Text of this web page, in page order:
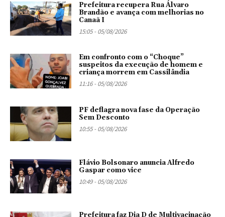
Prefeitura recupera Rua Álvaro
Brandão e avança com melhorias no
Canaã I
15:05 - 05/08/2026
Em confronto com o “Choque”
suspeitos da execução de homem e
criança morrem em Cassilândia
11:16 - 05/08/2026
PF deflagra nova fase da Operação
Sem Desconto
10:55 - 05/08/2026
Flávio Bolsonaro anuncia Alfredo
Gaspar como vice
10:49 - 05/08/2026
Prefeitura faz Dia D de Multivacinação